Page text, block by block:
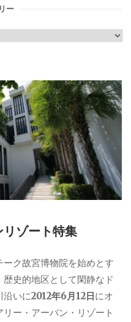
ー
リゾート特集
ク故宮博物院を始めとす
史的地区として閑静なド
沿いに2012年6月12日にオ
ー・アーバン・リゾート